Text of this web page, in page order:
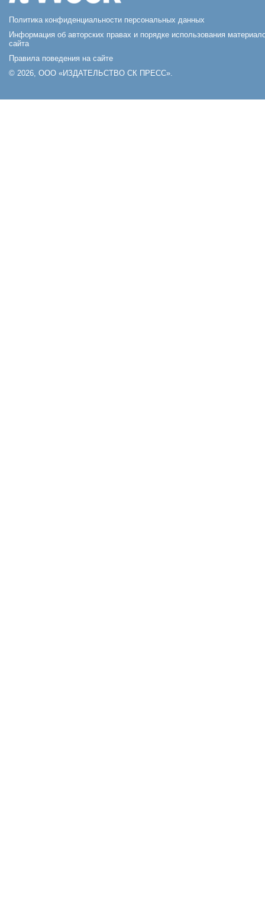
Политика конфиденциальности персональных данных
Информация об авторских правах и порядке использования
сайта
Правила поведения на сайте
© 2026, ООО «ИЗДАТЕЛЬСТВО СК ПРЕСС».